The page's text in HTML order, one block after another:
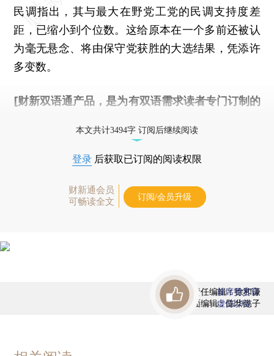
民调指出，其与最大在野党工党的民调支持度差
距，已缩小到个位数。这给原本在一个多前还被认
为毫无悬念、将由保守党获胜的大选结果，凭添许
多变数。
[财新双语通产品，是为有双语需求读者专门订制的
本文共计3494字 订阅后继续阅读
登录 后获取已订阅的阅读权限
财新通会员
可畅读全文
订阅/会员升级
责任编辑：徐和谦
版面编辑：陈华懿子
首席赞赏官
虚位以待